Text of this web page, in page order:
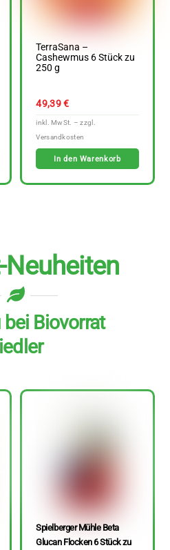
TerraSana –
Cashewmus 6 Stück zu
250 g
49,39€
In den Warenkorb
Biovorrat
Spielberger Mühle Beta
Glucan Flocken 6 Stück zu